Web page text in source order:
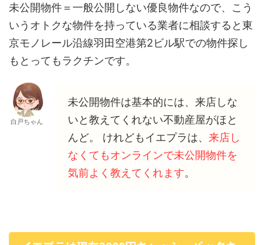
未公開物件＝一般公開しない優良物件なので、こう
いうオトクな物件を持っている業者に相談すると東
京モノレール沿線羽田空港第2ビル駅での物件探し
もとってもラクチンです。
白戸ちゃん
未公開物件は基本的には、来店しな
いと教えてくれない不動産屋がほと
んど。 けれどもイエプラは、 来店し
なくてもオンラインで未公開物件を
気前よく教えてくれます。